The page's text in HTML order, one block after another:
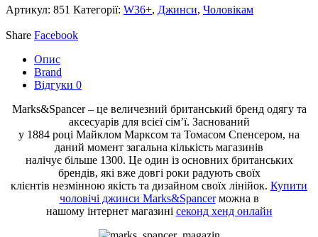
Артикул: 851 Категорії: W36+, Джинси, Чоловікам
Share Facebook
Опис
Brand
Відгуки 0
Marks&Spancer – це величезний британський бренд одягу та
аксесуарів для всієї сім’ї. Заснований
у 1884 році Майклом Марксом та Томасом Спенсером, на
даний момент загальна кількість магазинів
налічує більше 1300. Це один із основних британських
брендів, які вже довгі роки радують своїх
клієнтів незмінною якість та дизайном своїх лінійок. Купити
чоловічі джинси Marks&Spancerможна в
нашому інтернет магазині секонд хенд онлайн